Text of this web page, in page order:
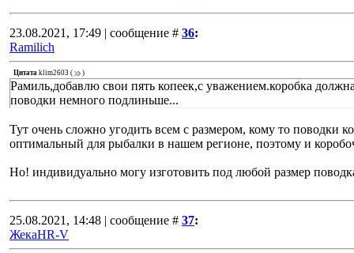
23.08.2021, 17:49 | сообщение # 36:
Ramilich
Цитата klim2603 ( )
Рамиль,добавлю свои пять копеек,с уважением.коробка
поводки немного подлиньше...
Тут очень сложно угодить всем с размером, кому то поводки
оптимальный для рыбалки в нашем регионе, поэтому и
Но! индивидуально могу изготовить под любой размер
25.08.2021, 14:48 | сообщение # 37:
ЖекаHR-V